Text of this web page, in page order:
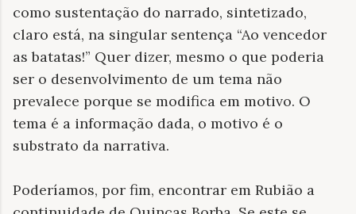
como sustentação do narrado, sintetizado,
claro está, na singular sentença “Ao vencedor
as batatas!” Quer dizer, mesmo o que poderia
ser o desenvolvimento de um tema não
prevalece porque se modifica em motivo. O
tema é a informação dada, o motivo é o
substrato da narrativa.
Poderíamos, por fim, encontrar em Rubião a